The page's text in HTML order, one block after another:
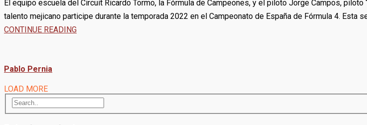
El equipo escuela del Circuit Ricardo Tormo, la Fórmula de Campeones, y el piloto Jorge Campos, piloto
talento mejicano participe durante la temporada 2022 en el Campeonato de España de Fórmula 4. Esta
CONTINUE READING
Pablo Pernia
LOAD MORE